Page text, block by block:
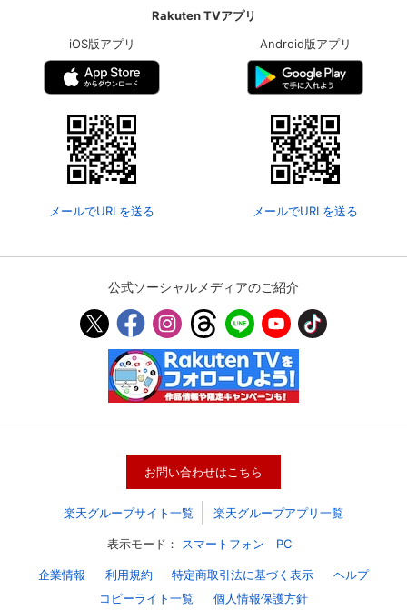
ジットカード情報の変更が可能です。
決済方法の変更が可能です。
Rakuten TVアプリ
iOS版アプリ
メールでURLを送る
Android版アプリ
メールでURLを送る
公式ソーシャルメディアのご紹介
お問い合わせはこちら
楽天グループサイト一覧 楽天グループアプリ一覧
表示モード： スマートフォン PC
企業情報 利用規約 特定商取引法に基づく表示
ヘルプ
コピーライト一覧
個人情報保護方針